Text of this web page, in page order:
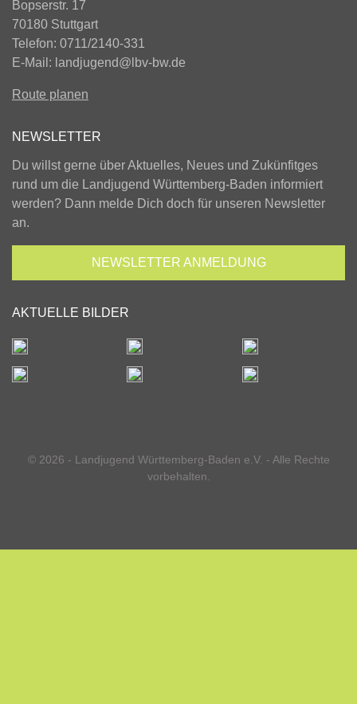
Bopserstr. 17
70180 Stuttgart
Telefon: 0711/2140-331
E-Mail: landjugend@lbv-bw.de
Route planen
NEWSLETTER
Du willst gerne über Aktuelles, Neues und Zukünfitges
rund um die Landjugend Württemberg-Baden informiert
werden? Dann melde Dich doch für unseren Newsletter
an.
NEWSLETTER ANMELDUNG
AKTUELLE BILDER
© 2026 - Landjugend Württemberg-Baden e.V. - Alle Rechte
vorbehalten.